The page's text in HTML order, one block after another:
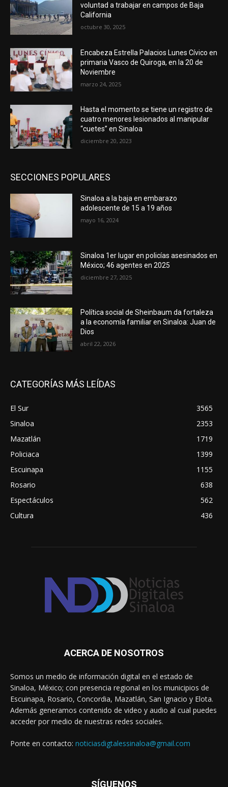
voluntad a trabajar en campos de Baja
California
octubre 30, 2025
Encabeza Estrella Palacios Lunes Cívico en
primaria Vasco de Quiroga, en la 20 de
Noviembre
marzo 24, 2025
Hasta el momento se tiene un registro de
cuatro menores lesionados al manipular
“cuetes” en Sinaloa
diciembre 20, 2023
SECCIONES POPULARES
Sinaloa a la baja en embarazo
adolescente de 15 a 19 años
mayo 16, 2024
Sinaloa 1er lugar en policías asesinados en
México; 46 agentes en 2025
diciembre 27, 2025
Política social de Sheinbaum da fortaleza
a la economía familiar en Sinaloa: Juan de
Dios
abril 22, 2026
CATEGORÍAS MÁS LEÍDAS
El Sur
3565
Sinaloa
2353
Mazatlán
1719
Policiaca
1399
Escuinapa
1155
Rosario
638
Espectáculos
562
Cultura
436
ACERCA DE NOSOTROS
Somos un medio de información digital en el estado de
Sinaloa, México; con presencia regional en los municipios de
Escuinapa, Rosario, Concordia, Mazatlán, San Ignacio y Elota.
Además generamos contenido de video y audio al cual puedes
acceder por medio de nuestras redes sociales.
Ponte en contacto: noticiasdigtalessinaloa@gmail.com
SÍGUENOS